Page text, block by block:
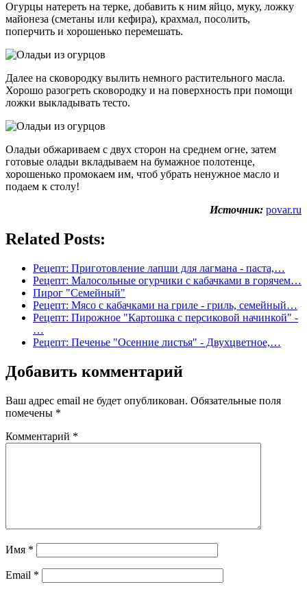
Огурцы натереть на терке, добавить к ним яйцо, муку, ложку
майонеза (сметаны или кефира), крахмал, посолить,
поперчить и хорошенько перемешать.
Далее на сковородку вылить немного растительного масла.
Хорошо разогреть сковородку и на поверхность при помощи
ложки выкладывать тесто.
Оладьи обжариваем с двух сторон на среднем огне, затем
готовые оладьи вкладываем на бумажное полотенце,
хорошенько промокаем им, чтоб убрать ненужное масло и
подаем к столу!
Источник: povar.ru
Related Posts:
Рецепт: Приготовление лапши для лагмана - паста,…
Рецепт: Малосольные огурчики с кабачками в горячем…
Пирог "Семейный"
Рецепт: Мясо с кабачками на гриле - гриль, семейный…
Рецепт: Пирожное "Картошка с персиковой начинкой" -
…
Рецепт: Печенье "Осенние листья" - Двухцветное,…
Добавить комментарий
Ваш адрес email не будет опубликован. Обязательные поля
помечены *
Комментарий *
Имя *
Email *